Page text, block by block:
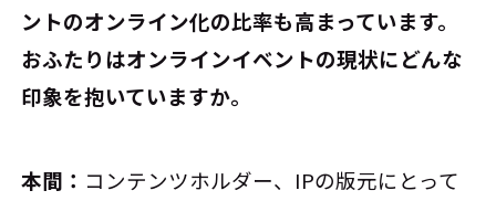
ントのオンライン化の比率も高まっています。
おふたりはオンラインイベントの現状にどんな
印象を抱いていますか。
本間： コンテンツホルダー、IPの版元にとって